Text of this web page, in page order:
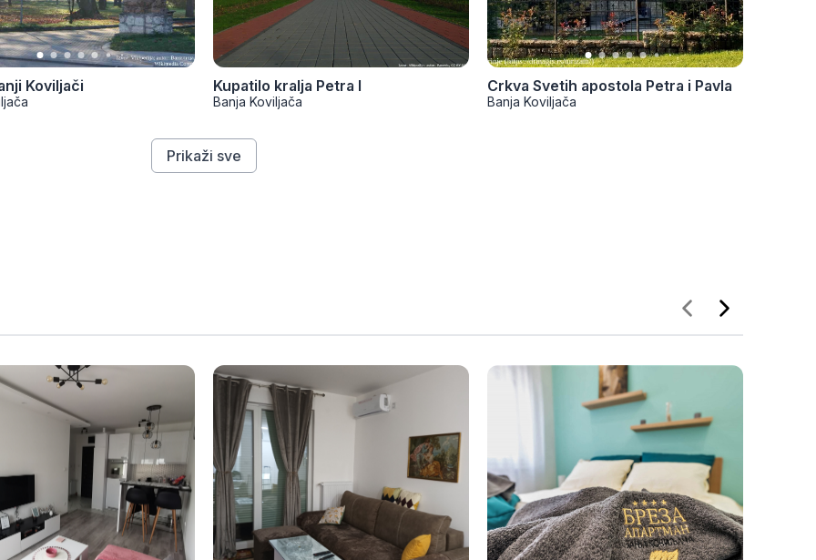
Koviljači Kupatilo kralja Petra I
Banja Koviljača
Crkva Svetih apostola Petra i Pavla
Banja Koviljača
Prikaži sve